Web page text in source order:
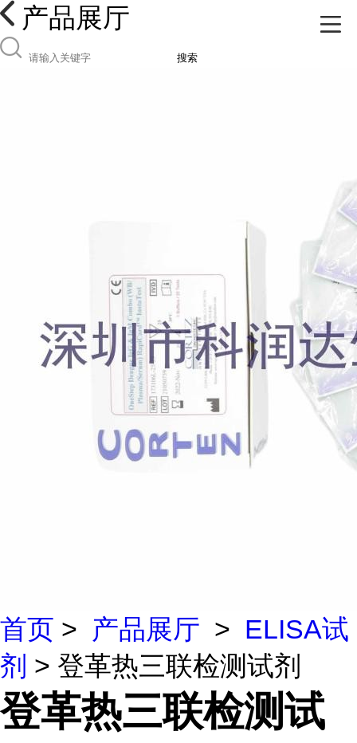
产品展厅
搜索
首页 > 产品展厅 > ELISA试
剂 > 登革热三联检测试剂
登革热三联检测试